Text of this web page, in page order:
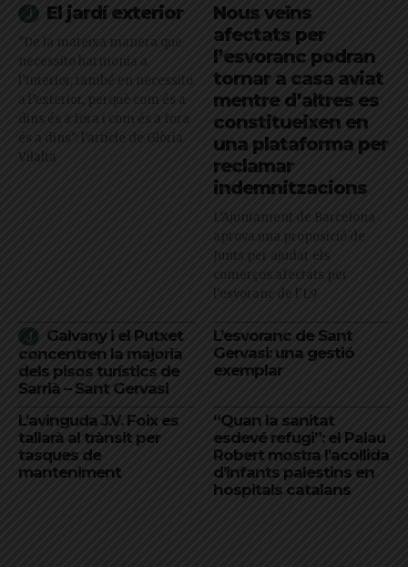
El jardí exterior
"De la mateixa manera que
necessito harmonia a
l’interior, també en necessito
a l’exterior, perquè com és a
dins és a fora i com és a fora
és a dins": l'article de Glòria
Vilalta
Nous veïns
afectats per
l’esvoranc podran
tornar a casa aviat
mentre d’altres es
constitueixen en
una plataforma per
reclamar
indemnitzacions
L’Ajuntament de Barcelona
aprova una proposició de
Junts per ajudar els
comerços afectats per
l'esvoranc de l'L9
Galvany i el Putxet
concentren la majoria
dels pisos turístics de
Sarrià – Sant Gervasi
L’esvoranc de Sant
Gervasi: una gestió
exemplar
L’avinguda J.V. Foix es
tallarà al trànsit per
tasques de
manteniment
“Quan la sanitat
esdevé refugi”: el Palau
Robert mostra l’acollida
d’infants palestins en
hospitals catalans